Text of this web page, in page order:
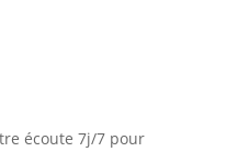
écoute 7j/7 pour